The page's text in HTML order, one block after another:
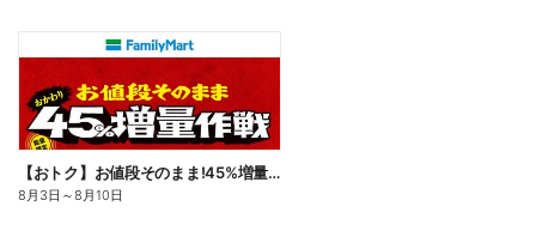
【おトク】お値段そのまま!45%増量作戦!
8月3日 ～8月10日